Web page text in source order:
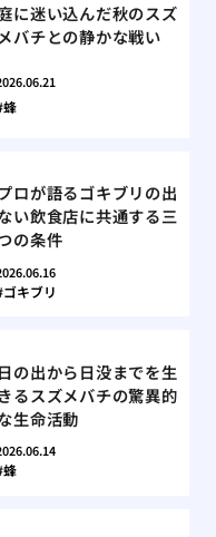
に迷い込んだ秋のスズ
バチとの静かな戦い
蜂
ロが語るゴキブリの出
い飲食店に共通する三
の条件
ゴキブリ
日の出から日没までを生
きるスズメバチの驚異的
生命活動
蜂